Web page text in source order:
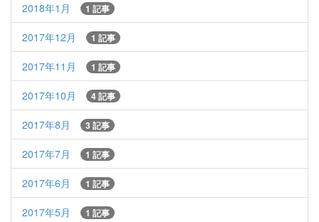
2018年1月 1 記事
2017年12月 1 記事
2017年11月 1 記事
2017年10月 4 記事
2017年8月 3 記事
2017年7月 1 記事
2017年6月 1 記事
2017年5月 1 記事